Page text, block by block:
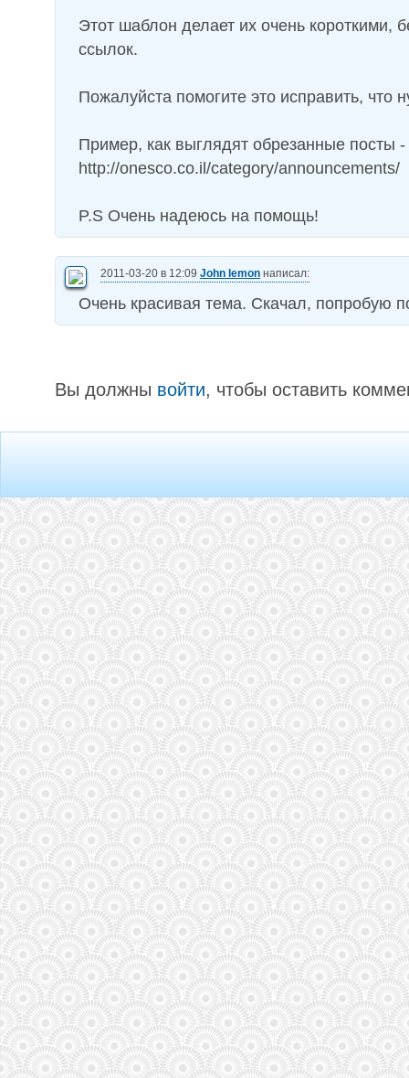
Этот шаблон делает их очень короткими,
ссылок.
Пожалуйста помогите это исправить, что
Пример, как выглядят обрезанные посты -
http://onesco.co.il/category/announcements/
P.S Очень надеюсь на помощь!
2011-03-20 в 12:09 John lemon написал:
Очень красивая тема. Скачал, попробую
Вы должны войти, чтобы оставить